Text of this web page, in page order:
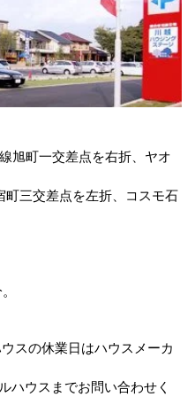
旭町一交差点を右折、ヤオ
町三交差点を左折、コスモ石
スの休業日はハウスメーカ
ハウスまでお問い合わせく